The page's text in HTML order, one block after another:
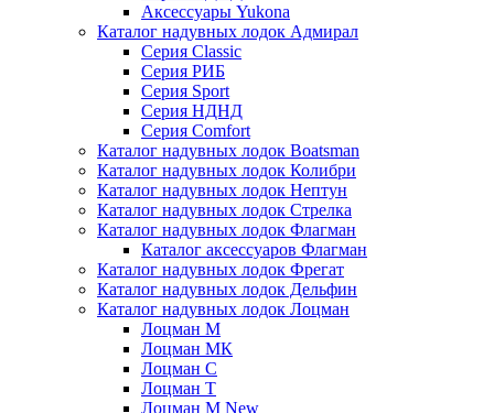
Аксессуары Yukona
Каталог надувных лодок Адмирал
Серия Classic
Серия РИБ
Серия Sport
Серия НДНД
Серия Comfort
Каталог надувных лодок Boatsman
Каталог надувных лодок Колибри
Каталог надувных лодок Нептун
Каталог надувных лодок Стрелка
Каталог надувных лодок Флагман
Каталог аксессуаров Флагман
Каталог надувных лодок Фрегат
Каталог надувных лодок Дельфин
Каталог надувных лодок Лоцман
Лоцман М
Лоцман МК
Лоцман С
Лоцман Т
Лоцман М New